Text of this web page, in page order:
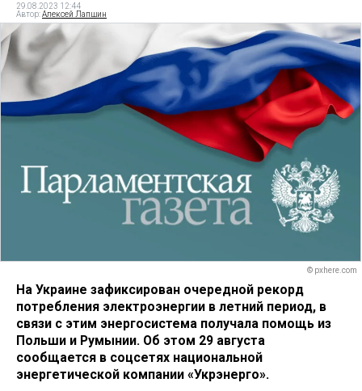
29.08.2023 12:44
Автор:Алексей Лапшин
© pxhere.com
На Украине зафиксирован очередной рекорд
потребления электроэнергии в летний период, в
связи с этим энергосистема получала помощь из
Польши и Румынии. Об этом 29 августа
сообщается в соцсетях национальной
энергетической компании «Укрэнерго».